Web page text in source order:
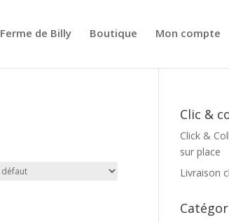
Ferme de Billy Boutique Mon compte
Clic &
Click &
sur place
Livraison